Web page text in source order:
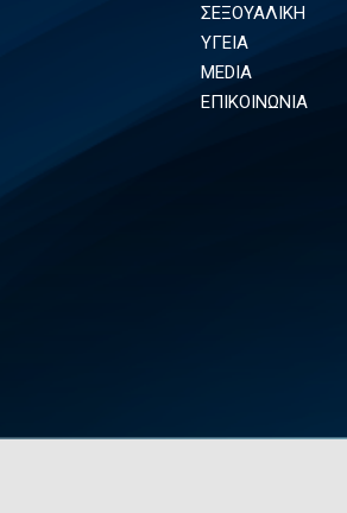
ΣΕΞΟΥΑΛΙΚΗ
ΥΓΕΙΑ
MEDIA
ΕΠΙΚΟΙΝΩΝΙΑ